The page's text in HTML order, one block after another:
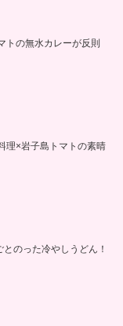
トの無水カレーが反則
理×岩子島トマトの素晴
のった冷やしうどん！